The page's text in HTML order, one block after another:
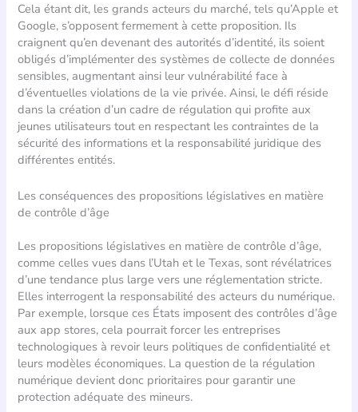
Cela étant dit, les grands acteurs du marché, tels qu’Apple et
Google, s’opposent fermement à cette proposition. Ils
craignent qu’en devenant des autorités d’identité, ils soient
obligés d’implémenter des systèmes de collecte de données
sensibles, augmentant ainsi leur vulnérabilité face à
d’éventuelles violations de la vie privée. Ainsi, le défi réside
dans la création d’un cadre de régulation qui profite aux
jeunes utilisateurs tout en respectant les contraintes de la
sécurité des informations et la responsabilité juridique des
différentes entités.
Les conséquences des propositions législatives en matière
de contrôle d’âge
Les propositions législatives en matière de contrôle d’âge,
comme celles vues dans l’Utah et le Texas, sont révélatrices
d’une tendance plus large vers une réglementation stricte.
Elles interrogent la responsabilité des acteurs du numérique.
Par exemple, lorsque ces États imposent des contrôles d’âge
aux app stores, cela pourrait forcer les entreprises
technologiques à revoir leurs politiques de confidentialité et
leurs modèles économiques. La question de la régulation
numérique devient donc prioritaires pour garantir une
protection adéquate des mineurs.